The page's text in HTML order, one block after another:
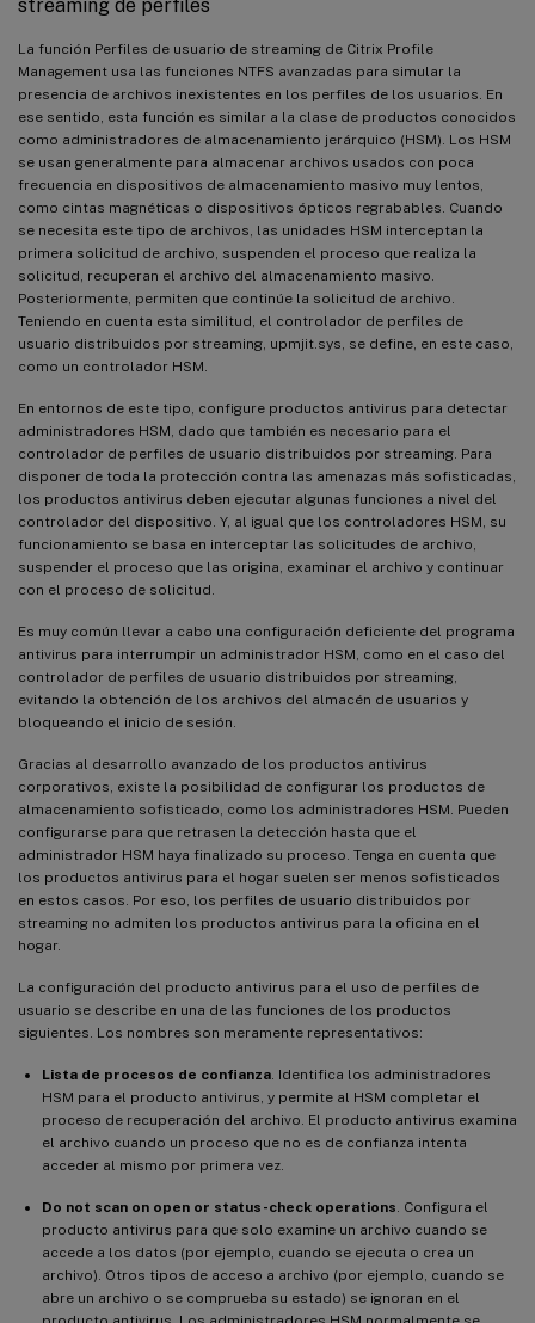
streaming de perfiles
La función Perfiles de usuario de streaming de Citrix Profile
Management usa las funciones NTFS avanzadas para simular la
presencia de archivos inexistentes en los perfiles de los usuarios. En
ese sentido, esta función es similar a la clase de productos conocidos
como administradores de almacenamiento jerárquico (HSM). Los HSM
se usan generalmente para almacenar archivos usados con poca
frecuencia en dispositivos de almacenamiento masivo muy lentos,
como cintas magnéticas o dispositivos ópticos regrabables. Cuando
se necesita este tipo de archivos, las unidades HSM interceptan la
primera solicitud de archivo, suspenden el proceso que realiza la
solicitud, recuperan el archivo del almacenamiento masivo.
Posteriormente, permiten que continúe la solicitud de archivo.
Teniendo en cuenta esta similitud, el controlador de perfiles de
usuario distribuidos por streaming, upmjit.sys, se define, en este caso,
como un controlador HSM.
En entornos de este tipo, configure productos antivirus para detectar
administradores HSM, dado que también es necesario para el
controlador de perfiles de usuario distribuidos por streaming. Para
disponer de toda la protección contra las amenazas más sofisticadas,
los productos antivirus deben ejecutar algunas funciones a nivel del
controlador del dispositivo. Y, al igual que los controladores HSM, su
funcionamiento se basa en interceptar las solicitudes de archivo,
suspender el proceso que las origina, examinar el archivo y continuar
con el proceso de solicitud.
Es muy común llevar a cabo una configuración deficiente del programa
antivirus para interrumpir un administrador HSM, como en el caso del
controlador de perfiles de usuario distribuidos por streaming,
evitando la obtención de los archivos del almacén de usuarios y
bloqueando el inicio de sesión.
Gracias al desarrollo avanzado de los productos antivirus
corporativos, existe la posibilidad de configurar los productos de
almacenamiento sofisticado, como los administradores HSM. Pueden
configurarse para que retrasen la detección hasta que el
administrador HSM haya finalizado su proceso. Tenga en cuenta que
los productos antivirus para el hogar suelen ser menos sofisticados
en estos casos. Por eso, los perfiles de usuario distribuidos por
streaming no admiten los productos antivirus para la oficina en el
hogar.
La configuración del producto antivirus para el uso de perfiles de
usuario se describe en una de las funciones de los productos
siguientes. Los nombres son meramente representativos:
Lista de procesos de confianza . Identifica los administradores
HSM para el producto antivirus, y permite al HSM completar el
proceso de recuperación del archivo. El producto antivirus examina
el archivo cuando un proceso que no es de confianza intenta
acceder al mismo por primera vez.
Do not scan on open or status-check operations . Configura el
producto antivirus para que solo examine un archivo cuando se
accede a los datos (por ejemplo, cuando se ejecuta o crea un
archivo). Otros tipos de acceso a archivo (por ejemplo, cuando se
abre un archivo o se comprueba su estado) se ignoran en el